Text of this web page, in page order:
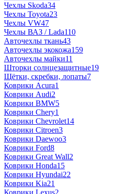
Чехлы Skoda34
Чехлы Toyota23
Чехлы VW47
Чехлы ВАЗ / Lada110
Авточехлы ткань43
Авточехлы экокожа159
Авточехлы майки11
Шторки солнцезащитные19
Щётки, скребки, лопаты7
Коврики Acura1
Коврики Audi2
Коврики BMW5
Коврики Chery1
Коврики Chevrolet14
Коврики Citroen3
Коврики Daewoo3
Коврики Ford8
Коврики Great Wall2
Коврики Honda15
Коврики Hyundai22
Коврики Kia21
Коврики Lexus2